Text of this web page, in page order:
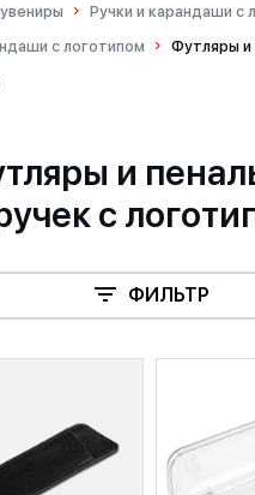
Ручки и карандаши с
с логотипом
Футляры и
и
с
ФИЛЬТР